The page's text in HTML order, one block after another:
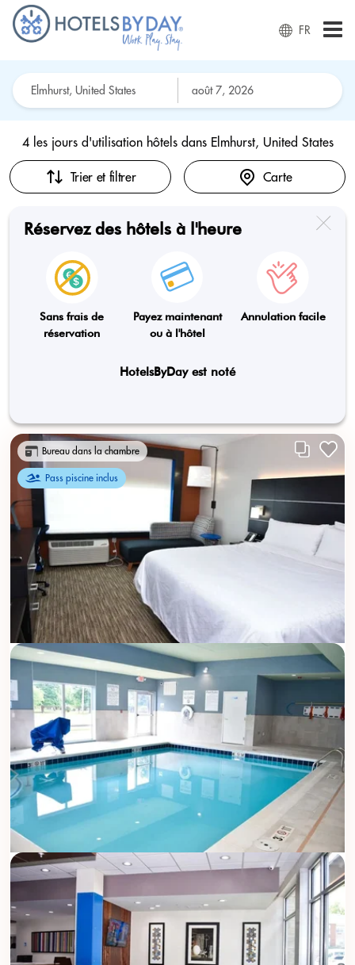
FR
4 les jours d'utilisation hôtels dans Elmhurst, United States
Trier et filtrer Carte
Réservez des hôtels à l'heure
Sans frais de
réservation
Payez maintenant
ou à l'hôtel
Annulation facile
HotelsByDay est noté
Bureau dans la chambre
Pass piscine inclus